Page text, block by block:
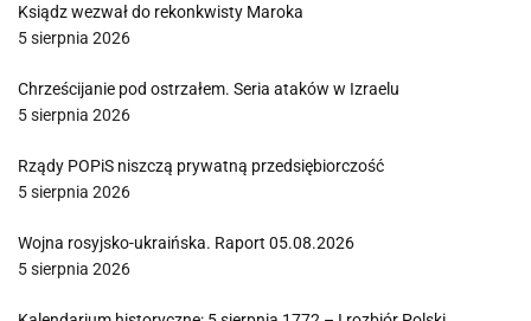
Ksiądz wezwał do rekonkwisty Maroka
5 sierpnia 2026
Chrześcijanie pod ostrzałem. Seria ataków w Izraelu
5 sierpnia 2026
Rządy POPiS niszczą prywatną przedsiębiorczość
5 sierpnia 2026
Wojna rosyjsko-ukraińska. Raport 05.08.2026
5 sierpnia 2026